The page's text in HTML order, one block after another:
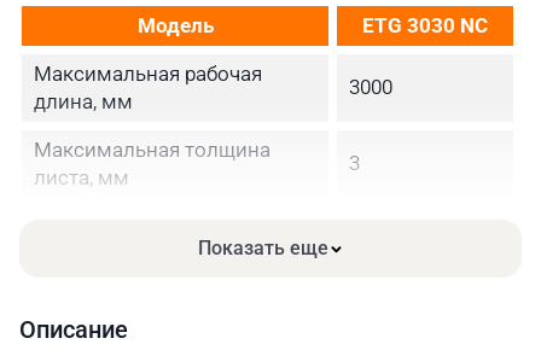
Модель
ETG 3030 NC
Максимальная рабочая
длина, мм
3000
Максимальная толщина
листа, мм
3
Задний упор, мм
Показать еще
Описание